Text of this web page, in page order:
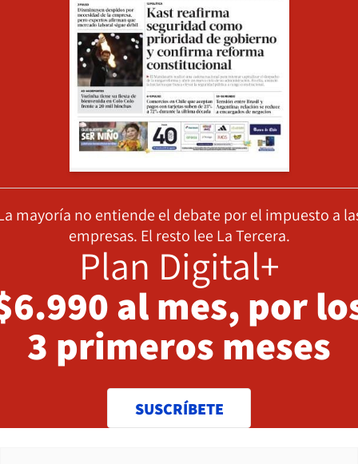
mayoría no entiende el debate por el impuesto a
empresas. El resto lee La Tercera.
Plan Digital+
al mes, por
3 primeros meses
SUSCRÍBETE